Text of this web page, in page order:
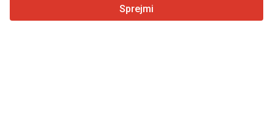
Sprejmi